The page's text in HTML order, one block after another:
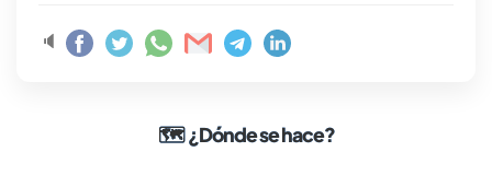
🔈
🗺¿Dónde se hace?